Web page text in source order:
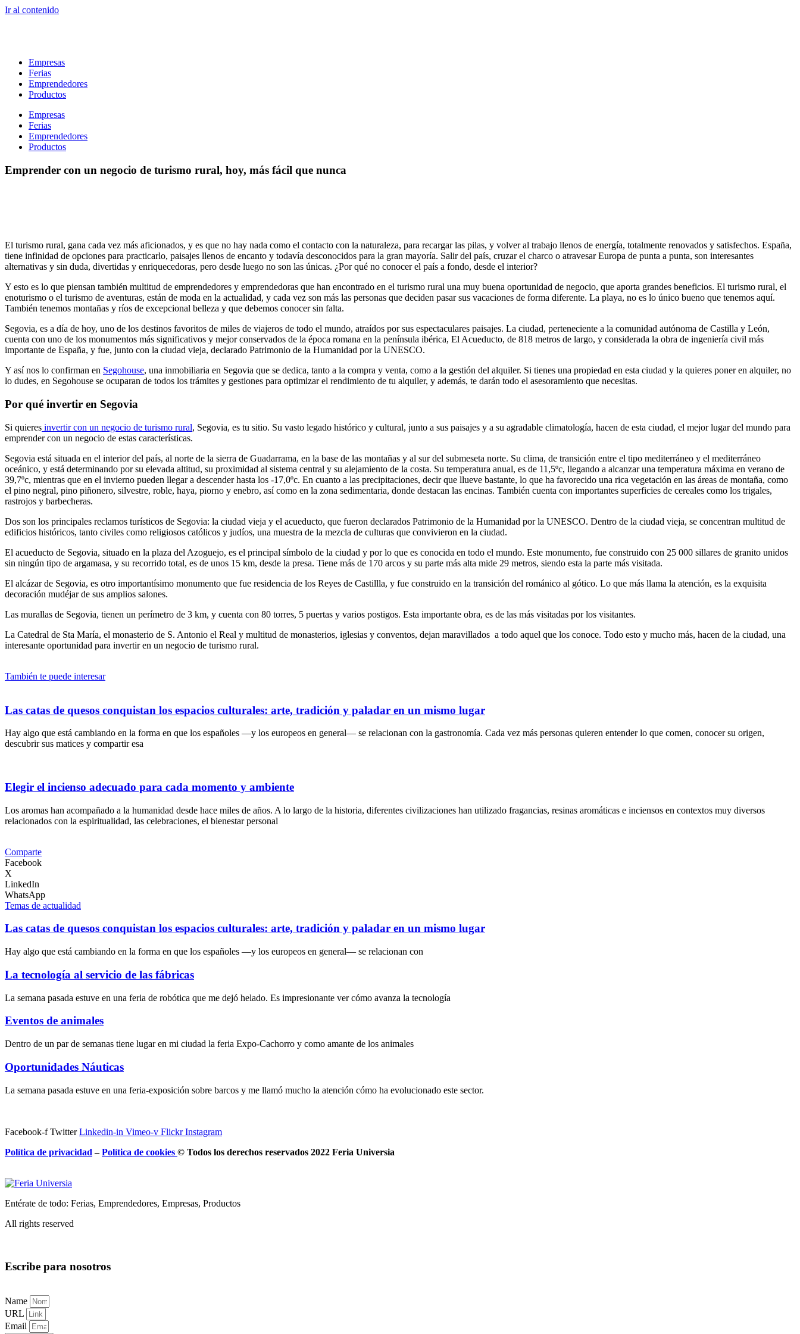
Ir al contenido
Empresas
Ferias
Emprendedores
Productos
Empresas
Ferias
Emprendedores
Productos
Emprender con un negocio de turismo rural, hoy, más fácil que nunca
El turismo rural, gana cada vez más aficionados, y es que no hay nada como el contacto con la naturaleza, para recargar las pilas, y volver al trabajo llenos de energía, totalmente renovados y satisfechos. España,
tiene infinidad de opciones para practicarlo, paisajes llenos de encanto y todavía desconocidos para la gran mayoría. Salir del país, cruzar el charco o atravesar Europa de punta a punta, son interesantes
alternativas y sin duda, divertidas y enriquecedoras, pero desde luego no son las únicas. ¿Por qué no conocer el país a fondo, desde el interior?
Y esto es lo que piensan también multitud de emprendedores y emprendedoras que han encontrado en el turismo rural una muy buena oportunidad de negocio, que aporta grandes beneficios. El turismo rural, el
enoturismo o el turismo de aventuras, están de moda en la actualidad, y cada vez son más las personas que deciden pasar sus vacaciones de forma diferente. La playa, no es lo único bueno que tenemos aquí.
También tenemos montañas y ríos de excepcional belleza y que debemos conocer sin falta.
Segovia, es a día de hoy, uno de los destinos favoritos de miles de viajeros de todo el mundo, atraídos por sus espectaculares paisajes. La ciudad, perteneciente a la comunidad autónoma de Castilla y León,
cuenta con uno de los monumentos más significativos y mejor conservados de la época romana en la península ibérica, El Acueducto, de 818 metros de largo, y considerada la obra de ingeniería civil más
importante de España, y fue, junto con la ciudad vieja, declarado Patrimonio de la Humanidad por la UNESCO.
Y así nos lo confirman en Segohouse, una inmobiliaria en Segovia que se dedica, tanto a la compra y venta, como a la gestión del alquiler. Si tienes una propiedad en esta ciudad y la quieres poner en alquiler, no
lo dudes, en Segohouse se ocuparan de todos los trámites y gestiones para optimizar el rendimiento de tu alquiler, y además, te darán todo el asesoramiento que necesitas.
Por qué invertir en Segovia
Si quieres invertir con un negocio de turismo rural, Segovia, es tu sitio. Su vasto legado histórico y cultural, junto a sus paisajes y a su agradable climatología, hacen de esta ciudad, el mejor lugar del mundo para
emprender con un negocio de estas características.
Segovia está situada en el interior del país, al norte de la sierra de Guadarrama, en la base de las montañas y al sur del submeseta norte. Su clima, de transición entre el tipo mediterráneo y el mediterráneo
oceánico, y está determinando por su elevada altitud, su proximidad al sistema central y su alejamiento de la costa. Su temperatura anual, es de 11,5ºc, llegando a alcanzar una temperatura máxima en verano de
39,7ºc, mientras que en el invierno pueden llegar a descender hasta los -17,0ºc. En cuanto a las precipitaciones, decir que llueve bastante, lo que ha favorecido una rica vegetación en las áreas de montaña, como
el pino negral, pino piñonero, silvestre, roble, haya, piorno y enebro, así como en la zona sedimentaria, donde destacan las encinas. También cuenta con importantes superficies de cereales como los trigales,
rastrojos y barbecheras.
Dos son los principales reclamos turísticos de Segovia: la ciudad vieja y el acueducto, que fueron declarados Patrimonio de la Humanidad por la UNESCO. Dentro de la ciudad vieja, se concentran multitud de
edificios históricos, tanto civiles como religiosos católicos y judíos, una muestra de la mezcla de culturas que convivieron en la ciudad.
El acueducto de Segovia, situado en la plaza del Azoguejo, es el principal símbolo de la ciudad y por lo que es conocida en todo el mundo. Este monumento, fue construido con 25 000 sillares de granito unidos
sin ningún tipo de argamasa, y su recorrido total, es de unos 15 km, desde la presa. Tiene más de 170 arcos y su parte más alta mide 29 metros, siendo esta la parte más visitada.
El alcázar de Segovia, es otro importantísimo monumento que fue residencia de los Reyes de Castillla, y fue construido en la transición del románico al gótico. Lo que más llama la atención, es la exquisita
decoración mudéjar de sus amplios salones.
Las murallas de Segovia, tienen un perímetro de 3 km, y cuenta con 80 torres, 5 puertas y varios postigos. Esta importante obra, es de las más visitadas por los visitantes.
La Catedral de Sta María, el monasterio de S. Antonio el Real y multitud de monasterios, iglesias y conventos, dejan maravillados a todo aquel que los conoce. Todo esto y mucho más, hacen de la ciudad, una
interesante oportunidad para invertir en un negocio de turismo rural.
También te puede interesar
Las catas de quesos conquistan los espacios culturales: arte, tradición y paladar en un mismo lugar
Hay algo que está cambiando en la forma en que los españoles —y los europeos en general— se relacionan con la gastronomía. Cada vez más personas quieren entender lo que comen, conocer su origen,
descubrir sus matices y compartir esa
Elegir el incienso adecuado para cada momento y ambiente
Los aromas han acompañado a la humanidad desde hace miles de años. A lo largo de la historia, diferentes civilizaciones han utilizado fragancias, resinas aromáticas e inciensos en contextos muy diversos
relacionados con la espiritualidad, las celebraciones, el bienestar personal
Comparte
Facebook
X
LinkedIn
WhatsApp
Temas de actualidad
Las catas de quesos conquistan los espacios culturales: arte, tradición y paladar en un mismo lugar
Hay algo que está cambiando en la forma en que los españoles —y los europeos en general— se relacionan con
La tecnología al servicio de las fábricas
La semana pasada estuve en una feria de robótica que me dejó helado. Es impresionante ver cómo avanza la tecnología
Eventos de animales
Dentro de un par de semanas tiene lugar en mi ciudad la feria Expo-Cachorro y como amante de los animales
Oportunidades Náuticas
La semana pasada estuve en una feria-exposición sobre barcos y me llamó mucho la atención cómo ha evolucionado este sector.
Facebook-f Twitter Linkedin-in Vimeo-v Flickr Instagram
Política de privacidad –Política de cookies © Todos los derechos reservados 2022 Feria Universia
Entérate de todo: Ferias, Emprendedores, Empresas, Productos
All rights reserved
Escribe para nosotros
Name
URL
Email